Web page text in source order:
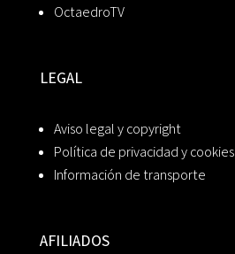
OctaedroTV
LEGAL
Aviso legal y copyright
Política de privacidad y cookies
Información de transporte
AFILIADOS